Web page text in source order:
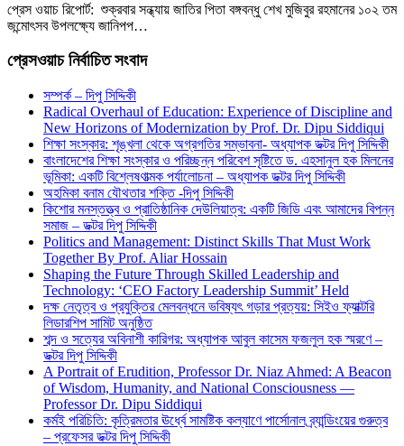
প্রেস ওয়াচ রিপোর্ট: শুক্রবার সন্ধ্যায় জাতির পিতা বঙ্গবন্ধু শেখ মুজিবুর রহমানের ১০২ তম
জন্মোৎসব উপলক্ষ্যে জানিপপ…
প্রেসওয়াচ নির্বাচিত সংবাদ
সম্পর্ক – দিপু সিদ্দিকী
Radical Overhaul of Education: Experience of Discipline and
New Horizons of Modernization by Prof. Dr. Dipu Siddiqui
শিক্ষা সংস্কার: শৃঙ্খলা থেকে অগ্রগতির সম্ভাবনা- অধ্যাপক ডক্টর দিপু সিদ্দিকী
বাংলাদেশের শিক্ষা সংস্কার ও পরিচ্ছন্ন পরিবেশ সৃষ্টিতে ড. এহসানুল হক মিলনের
ভূমিকা: একটি বিশ্লেষণাত্মক পর্যালোচনা – অধ্যাপক ডক্টর দিপু সিদ্দিকী
অহমিকা বনাম যৌথতার শক্তি -দিপু সিদ্দিকী
কিশোর মনস্তত্ত্ব ও প্রাতিষ্ঠানিক দেউলিয়াত্ব: একটি জিডি এবং আমাদের বিপন্ন
সমাজ – ডক্টর দিপু সিদ্দিকী
Politics and Management: Distinct Skills That Must Work
Together By Prof. Aliar Hossain
Shaping the Future Through Skilled Leadership and
Technology: ‘CEO Factory Leadership Summit’ Held
দক্ষ নেতৃত্ব ও প্রযুক্তির মেলবন্ধনে ভবিষ্যৎ গড়ার প্রত্যয়: সিইও ফ্যাক্টরি
লিডারশিপ সামিট অনুষ্ঠিত
শব্দ ও সত্যের অবিনাশী কারিগর: অধ্যাপক আবুল কাসেম ফজলুল হক স্মরণে –
ডক্টর দিপু সিদ্দিকী
A Portrait of Erudition, Professor Dr. Niaz Ahmed: A Beacon
of Wisdom, Humanity, and National Consciousness —
Professor Dr. Dipu Siddiqui
কর্মই পরিচিতি: কৃত্রিমতার ঊর্ধ্বে সামষ্টিক কল্যাণে পার্সোনাল ব্র্যান্ডিংয়ের গুরুত্ব
– প্রফেসর ডক্টর দিপু সিদ্দিকী